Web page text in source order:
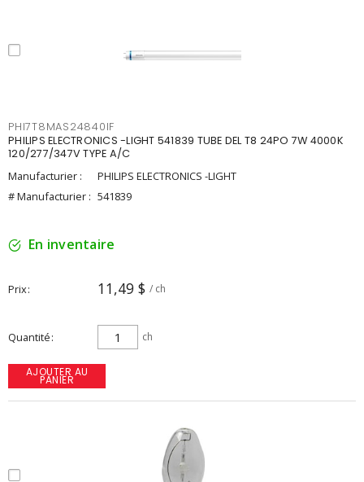
PHI7T8MAS24840IF
PHILIPS ELECTRONICS -LIGHT 541839 TUBE DEL T8 24PO 7W 4000K
120/277/347V TYPE A/C
Manufacturier :
PHILIPS ELECTRONICS -LIGHT
# Manufacturier : 541839
En inventaire
Prix 11,49 $ / ch
Quantité ch
AJOUTER AU
PANIER